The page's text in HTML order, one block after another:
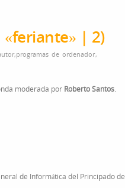
| 2)
,programas de ordenador,
moderada por Roberto Santos.
de Informática del Principado de